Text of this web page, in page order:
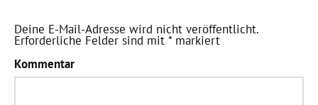
Deine E-Mail-Adresse wird nicht veröffentlicht.
Erforderliche Felder sind mit*markiert
Kommentar